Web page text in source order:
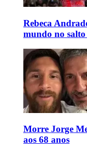
Rebeca
mundo no salto
Morre Jorge
aos 68 anos